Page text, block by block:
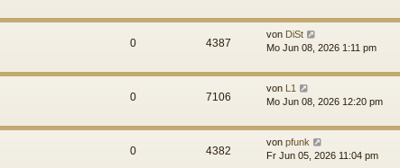
0 4387
von DiSt
Mo Jun 08, 2026 1:11 pm
0 7106
von L1
Mo Jun 08, 2026 12:20 pm
0 4382
von pfunk
Fr Jun 05, 2026 11:04 pm